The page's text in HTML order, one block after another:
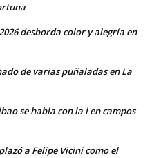
desborda color y alegría en
de varias puñaladas en La
se habla con la i en campos
a Felipe Vicini como el